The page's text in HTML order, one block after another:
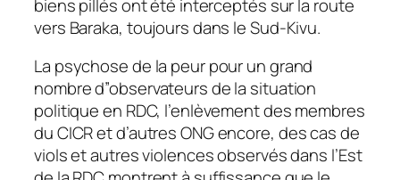
biens pillés ont été interceptés sur la route
vers Baraka, toujours dans le Sud-Kivu.
La psychose de la peur pour un grand
nombre d”observateurs de la situation
politique en RDC, l’enlèvement des membres
du CICR et d’autres ONG encore, des cas de
viols et autres violences observés dans l’Est